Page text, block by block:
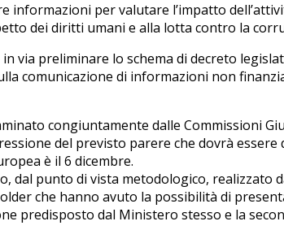
per valutare l’impatto
dei diritti umani e alla lotta contro la
via preliminare lo schema di decreto
comunicazione di informazioni non
congiuntamente dalle Commissioni
del previsto parere che dovrà
è il 6 dicembre.
punto di vista metodologico, realizzato
che hanno avuto la possibilità di
predisposto dal Ministero stesso e la